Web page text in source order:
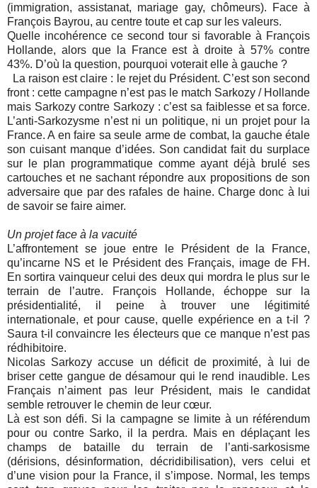
(immigration, assistanat, mariage gay, chômeurs). Face à
François Bayrou, au centre toute et cap sur les valeurs.
Quelle incohérence ce second tour si favorable à François
Hollande, alors que la France est à droite à 57% contre
43%. D’où la question, pourquoi voterait elle à gauche ?
La raison est claire : le rejet du Président. C’est son second
front : cette campagne n’est pas le match Sarkozy / Hollande
mais Sarkozy contre Sarkozy : c’est sa faiblesse et sa force.
L’anti-Sarkozysme n’est ni un politique, ni un projet pour la
France. A en faire sa seule arme de combat, la gauche étale
son cuisant manque d’idées. Son candidat fait du surplace
sur le plan programmatique comme ayant déjà brulé ses
cartouches et ne sachant répondre aux propositions de son
adversaire que par des rafales de haine. Charge donc à lui
de savoir se faire aimer.
Un projet face à la vacuité
L’affrontement se joue entre le Président de la France,
qu’incarne NS et le Président des Français, image de FH.
En sortira vainqueur celui des deux qui mordra le plus sur le
terrain de l’autre. François Hollande, échoppe sur la
présidentialité, il peine à trouver une légitimité
internationale, et pour cause, quelle expérience en a t-il ?
Saura t-il convaincre les électeurs que ce manque n’est pas
rédhibitoire.
Nicolas Sarkozy accuse un déficit de proximité, à lui de
briser cette gangue de désamour qui le rend inaudible. Les
Français n’aiment pas leur Président, mais le candidat
semble retrouver le chemin de leur cœur.
Là est son défi. Si la campagne se limite à un référendum
pour ou contre Sarko, il la perdra. Mais en déplaçant les
champs de bataille du terrain de l’anti-sarkosisme
(dérisions, désinformation, décridibilisation), vers celui et
d’une vision pour la France, il s’impose. Normal, les temps